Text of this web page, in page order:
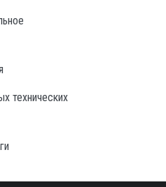
технических